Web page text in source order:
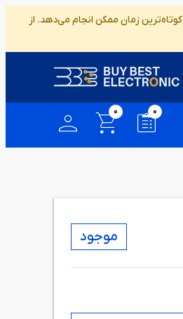
زمان ممکن انجام می‌دهد. از
0
0
موجود